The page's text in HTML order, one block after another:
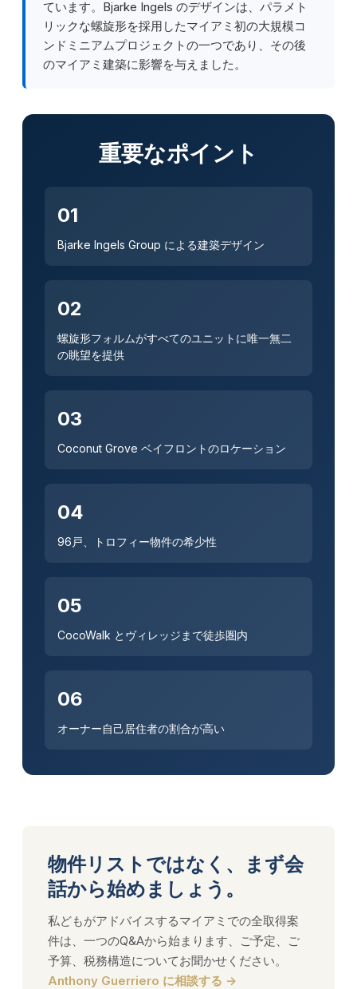
ています。Bjarke Ingels のデザインは、パラメト
リックな螺旋形を採用したマイアミ初の大規模コ
ンドミニアムプロジェクトの一つであり、その後
のマイアミ建築に影響を与えました。
重要なポイント
01
Bjarke Ingels Group による建築デザイン
02
螺旋形フォルムがすべてのユニットに唯一無二
の眺望を提供
03
Coconut Grove ベイフロントのロケーション
04
96戸、トロフィー物件の希少性
05
CocoWalk とヴィレッジまで徒歩圏内
06
オーナー自己居住者の割合が高い
物件リストではなく、まず会
話から始めましょう。
私どもがアドバイスするマイアミでの全取得案
件は、一つのQ&Aから始まります、ご予定、ご
予算、税務構造についてお聞かせください。
Anthony Guerriero に相談する →